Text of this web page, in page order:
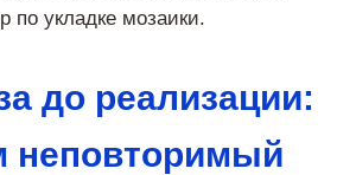
по укладке мозаики.
до реализации:
неповторимый